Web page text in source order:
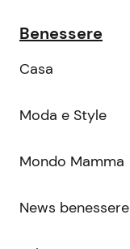
Benessere
Casa
Moda e Style
Mondo Mamma
News benessere